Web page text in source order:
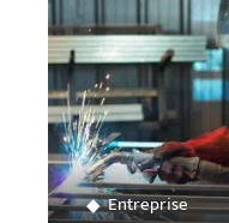
Entreprise